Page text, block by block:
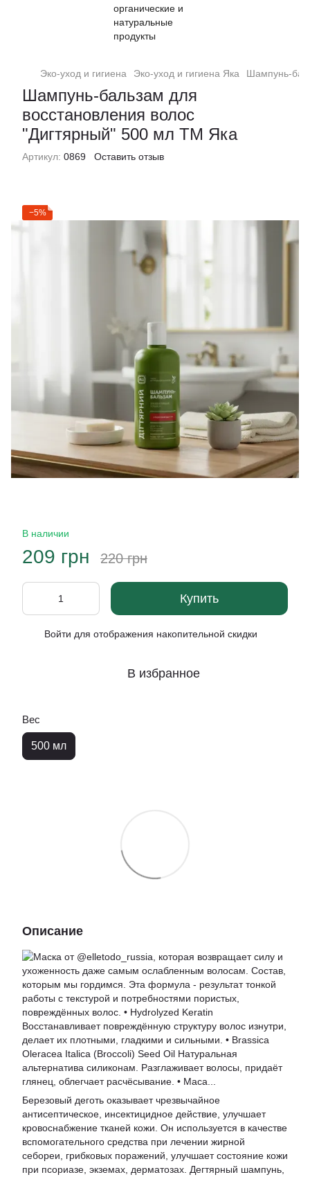
Эко-уход и гигиена Эко-уход и гигиена Яка Шампунь-
Шампунь-бальзам для
восстановления волос
"Дигтярный" 500 мл ТМ Яка
Артикул: 0869 Оставить отзыв
−5%
В наличии
209 грн 220 грн
Купить
Войти для отображения накопительной скидки
В избранное
Вес
500 мл
Описание
Березовый деготь оказывает чрезвычайное
антисептическое, инсектицидное действие, улучшает
кровоснабжение тканей кожи. Он используется в качестве
вспомогательного средства при лечении жирной
себореи, грибковых поражений, улучшает состояние кожи
при псориазе, экземах, дерматозах. Дегтярный шампунь,